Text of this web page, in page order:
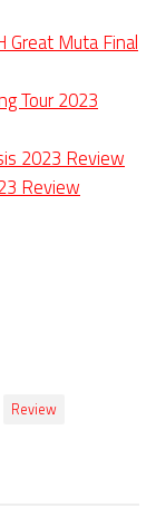
Great Muta Final
Tour 2023
2023 Review
Review
Review